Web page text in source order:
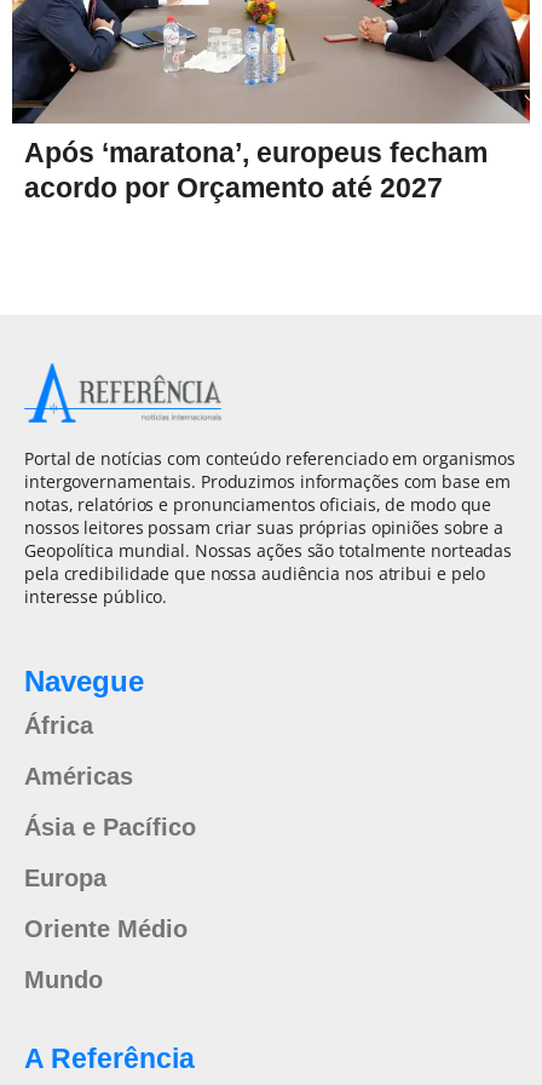
Após ‘maratona’, europeus fecham
acordo por Orçamento até 2027
Portal de notícias com conteúdo referenciado em organismos
intergovernamentais. Produzimos informações com base em
notas, relatórios e pronunciamentos oficiais, de modo que
nossos leitores possam criar suas próprias opiniões sobre a
Geopolítica mundial. Nossas ações são totalmente norteadas
pela credibilidade que nossa audiência nos atribui e pelo
interesse público.
Navegue
África
Américas
Ásia e Pacífico
Europa
Oriente Médio
Mundo
A Referência